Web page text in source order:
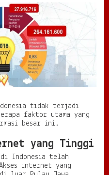
tidak terjadi
faktor utama yang
besar ini.
yang Tinggi
di Indonesia telah
internet yang